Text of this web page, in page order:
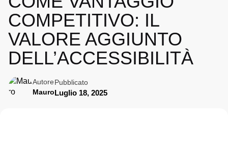
COMPETITIVO: IL
VALORE AGGIUNTO
DELL’ACCESSIBILITÀ
Autore
Mauro
Pubblicato
Luglio 18, 2025